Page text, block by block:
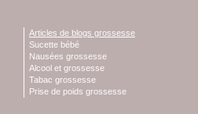
Articles de blogs grossesse
Sucette bébé
Nausées grossesse
Alcool et grossesse
Tabac grossesse
Prise de poids grossesse